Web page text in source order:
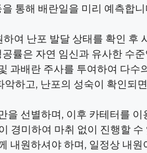
통해 배란일을 미리 예측합니
여 난포 발달 상태를 확인
률은 자연 임신과 유사한 수준
과배란 주사를 투여하여 다수
하고, 난포의 성숙이 확인되
을 선별하며, 이후 카테터를
경미하여 마취 없이 진행할 수
내원하셔야 하며, 일정상 내